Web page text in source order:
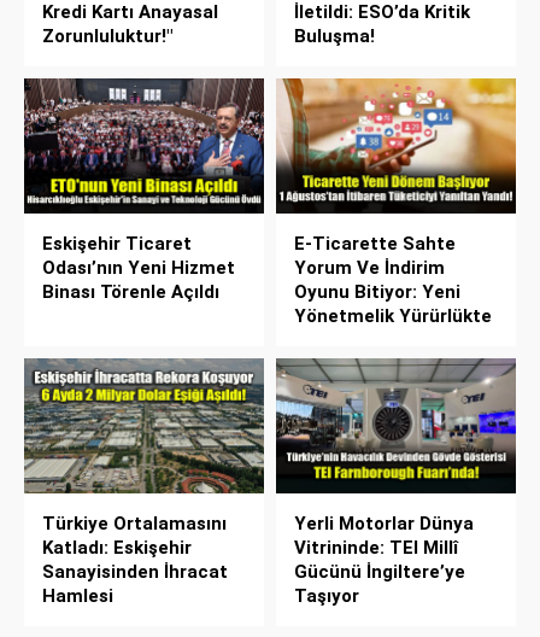
Kredi Kartı Anayasal
Zorunluluktur!"
İletildi: ESO’da Kritik
Buluşma!
Eskişehir Ticaret
Odası’nın Yeni Hizmet
Binası Törenle Açıldı
E-Ticarette Sahte
Yorum Ve İndirim
Oyunu Bitiyor: Yeni
Yönetmelik Yürürlükte
Türkiye Ortalamasını
Katladı: Eskişehir
Sanayisinden İhracat
Hamlesi
Yerli Motorlar Dünya
Vitrininde: TEI Millî
Gücünü İngiltere’ye
Taşıyor